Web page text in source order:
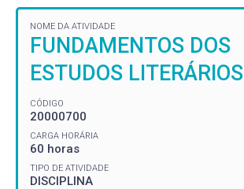
NOME DA ATIVIDADE
FUNDAMENTOS DOS
ESTUDOS LITERÁRIOS
CÓDIGO
20000700
CARGA HORÁRIA
60 horas
TIPO DE ATIVIDADE
DISCIPLINA